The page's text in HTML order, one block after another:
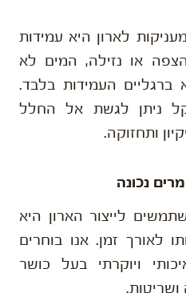
לארון היא עמידות
או נזילה, המים לא
ברגליים העמידות בלבד.
ניתן לגשת אל החלל
ותחזוקה.
נכונה
לייצור הארון היא
לאורך זמן. אנו בוחרים
ויוקרתי בעל כושר
ושריטות.